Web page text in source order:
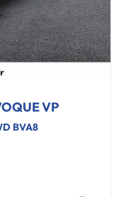
VP
BVA8